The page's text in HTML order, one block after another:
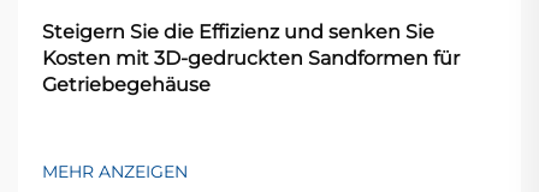
Steigern Sie die Effizienz und senken Sie
Kosten mit 3D-gedruckten Sandformen für
Getriebegehäuse
MEHR ANZEIGEN